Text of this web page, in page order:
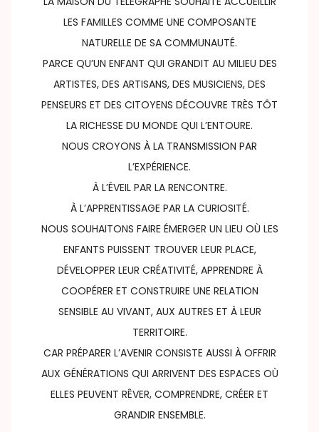
LES FAMILLES COMME UNE COMPOSANTE
NATURELLE DE SA COMMUNAUTÉ.
PARCE QU’UN ENFANT QUI GRANDIT AU MILIEU DES
ARTISTES, DES ARTISANS, DES MUSICIENS, DES
PENSEURS ET DES CITOYENS DÉCOUVRE TRÈS TÔT
LA RICHESSE DU MONDE QUI L’ENTOURE.
NOUS CROYONS À LA TRANSMISSION PAR
L’EXPÉRIENCE.
À L’ÉVEIL PAR LA RENCONTRE.
À L’APPRENTISSAGE PAR LA CURIOSITÉ.
NOUS SOUHAITONS FAIRE ÉMERGER UN LIEU OÙ LES
ENFANTS PUISSENT TROUVER LEUR PLACE,
DÉVELOPPER LEUR CRÉATIVITÉ, APPRENDRE À
COOPÉRER ET CONSTRUIRE UNE RELATION
SENSIBLE AU VIVANT, AUX AUTRES ET À LEUR
TERRITOIRE.
CAR PRÉPARER L’AVENIR CONSISTE AUSSI À OFFRIR
AUX GÉNÉRATIONS QUI ARRIVENT DES ESPACES OÙ
ELLES PEUVENT RÊVER, COMPRENDRE, CRÉER ET
GRANDIR ENSEMBLE.